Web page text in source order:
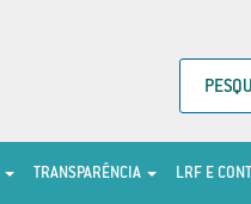
TRANSPARÊNCIA LRF E